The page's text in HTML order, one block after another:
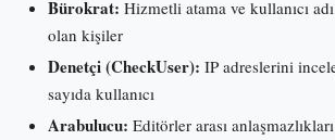
Bürokrat: Hizmetli atama ve kullanıcı
olan kişiler
Denetçi (CheckUser): IP adreslerini
sayıda kullanıcı
Arabulucu: Editörler arası